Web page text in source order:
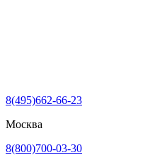
8(495)662-66-23
Москва
8(800)700-03-30